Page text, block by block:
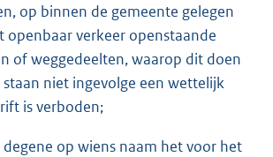
op binnen de gemeente gelegen
openbaar verkeer openstaande
of weggedeelten, waarop dit doen
niet ingevolge een wettelijk
is verboden;
degene op wiens naam het voor het